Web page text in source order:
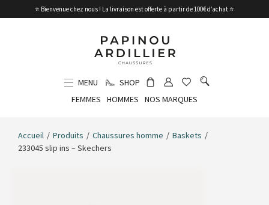
⭐ Bienvenue chez nous ! La livraison est offerte à partir de 100€ d’achat ⭐
MENU
SHOP
FEMMES
HOMMES NOS MARQUES
Accueil / Produits / Chaussures homme / Baskets /
233045 slip ins – Skechers